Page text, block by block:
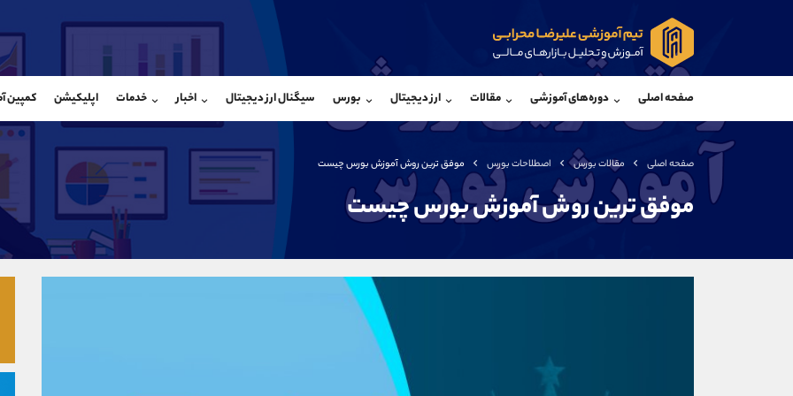
صفحه اصلی دوره‌های آموزشی مقالات ارز دیجیتال بورس سیگنال ارز دیجیتال اخبار خدمات اپلیکیشن کمپین
صفحه اصلی مقالات بورس اصطلاحات بورس موفق ترین روش آموزش بورس چیست
موفق ترین روش آموزش بورس چیست
واتساپ شروع گفتگو
@Armteam_admin_por
داخلی 107
واتساپ
@Armteam_admin_33
داخلی 118
شروع
تلگرام
تلفن